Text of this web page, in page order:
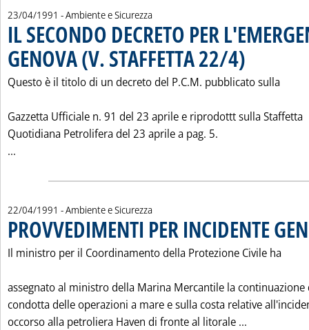
23/04/1991 - Ambiente e Sicurezza
IL SECONDO DECRETO PER
GENOVA (V. STAFFETTA 22/4)
Questo è il titolo di un decreto del P.C.M. pubblicato sulla
Gazzetta Ufficiale n. 91 del 23 aprile e riprodottt sulla Staffetta
Quotidiana Petrolifera del 23 aprile a pag. 5.
...
22/04/1991 - Ambiente e Sicurezza
PROVVEDIMENTI PER INCIDENTE
Il ministro per il Coordinamento della Protezione Civile ha
assegnato al ministro della Marina Mercantile la continuazione
condotta delle operazioni a mare e sulla costa relative
occorso alla petroliera Haven di fronte al litorale ...